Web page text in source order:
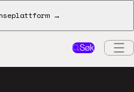
→
Søk